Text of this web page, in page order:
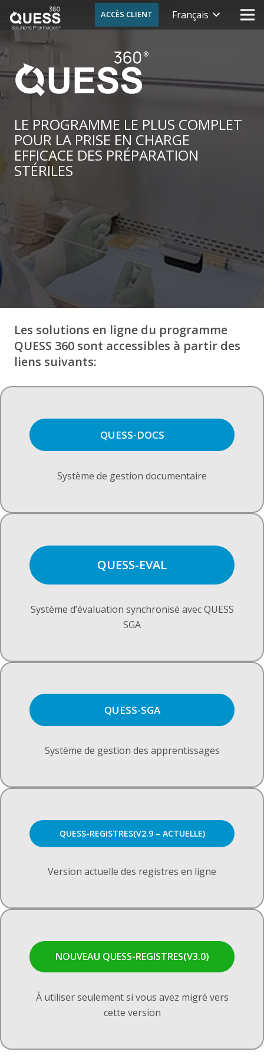
ACCÈS CLIENT Français
LE PROGRAMME LE PLUS COMPLET
POUR LA PRISE EN CHARGE
EFFICACE DES PRÉPARATION
STÉRILES
Les solutions en ligne du programme
QUESS 360 sont accessibles à partir des
liens suivants:
QUESS-DOCS
Système de gestion documentaire
QUESS-EVAL
Système d’évaluation synchronisé avec QUESS
SGA
QUESS-SGA
Système de gestion des apprentissages
QUESS-REGISTRES(V2.9 – ACTUELLE)
Version actuelle des registres en ligne
NOUVEAU QUESS-REGISTRES(V3.0)
À utiliser seulement si vous avez migré vers
cette version